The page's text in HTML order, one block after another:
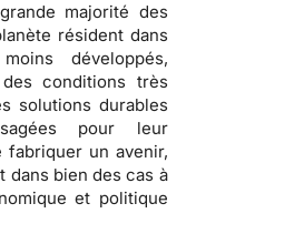
majorité des
résident dans
développés,
conditions très
solutions durables
pour leur
fabriquer un avenir,
dans bien des cas à
et politique